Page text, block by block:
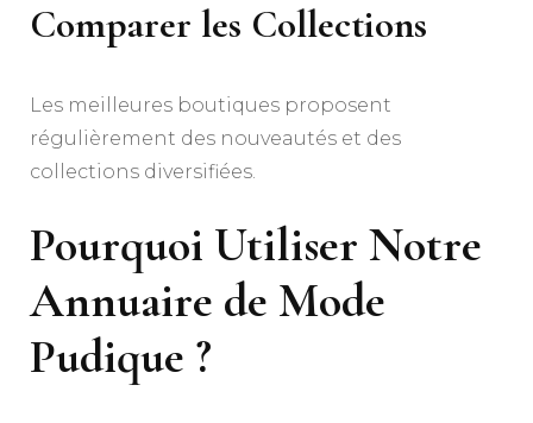
Comparer les Collections
Les meilleures boutiques proposent
régulièrement des nouveautés et des
collections diversifiées.
Pourquoi Utiliser Notre
Annuaire de Mode
Pudique ?